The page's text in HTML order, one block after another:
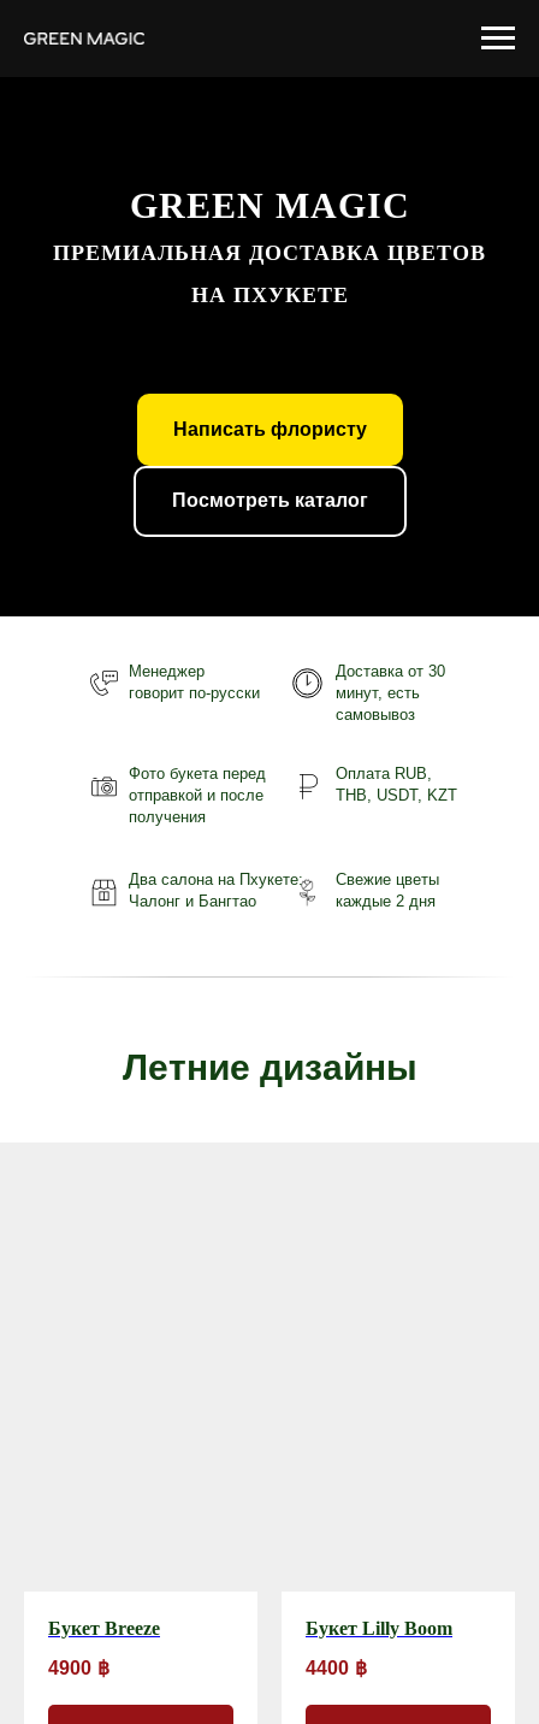
GREEN MAGIC
ПРЕМИАЛЬНАЯ ДОСТАВКА ЦВЕТОВ
НА ПХУКЕТЕ
Написать флористу
Посмотреть каталог
Менеджер
говорит по-русски
Фото букета перед
отправкой и после
получения
Два салона на Пхукете:
Чалонг и Бангтао
Доставка от 30
минут, есть
самовывоз
Оплата RUB,
THB, USDT, KZT
Свежие цветы
каждые 2 дня
Летние дизайны
Букет Breeze
4900 ฿
Букет Lilly Boom
4400 ฿